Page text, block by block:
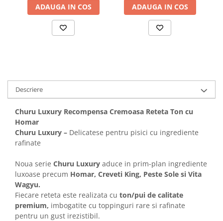
ADAUGA IN COS ADAUGA IN COS
Descriere
Churu Luxury Recompensa Cremoasa Reteta Ton cu
Homar
Churu Luxury – Delicatese pentru pisici cu ingrediente
rafinate
Noua serie Churu Luxury aduce in prim-plan ingrediente
luxoase precum Homar, Creveti King, Peste Sole si Vita
Wagyu.
Fiecare reteta este realizata cu ton/pui de calitate
premium, imbogatite cu toppinguri rare si rafinate
pentru un gust irezistibil.